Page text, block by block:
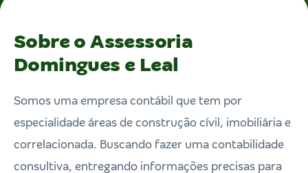
Sobre o Assessoria
Domingues e Leal
Somos uma empresa contábil que tem por
especialidade áreas de construção cívil, imobiliária e
correlacionada. Buscando fazer uma contabilidade
consultiva, entregando informações precisas para